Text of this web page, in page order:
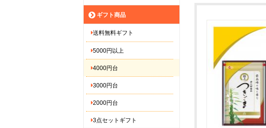
ギフト商品
送料無料ギフト
5000円以上
4000円台
3000円台
2000円台
3点セットギフト